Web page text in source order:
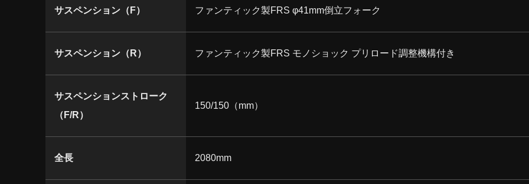
サスペンション（F） ファンティック製FRS φ41mm倒立フォーク
サスペンション（R） ファンティック製FRS モノショック プリロード調整機構付き
サスペンションストローク
（F/R）
150/150（mm）
全長 2080mm